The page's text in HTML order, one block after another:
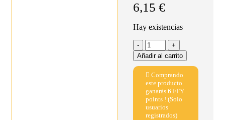
6,15€
Hay existencias
Añadir al carrito
Comprando
este producto
ganarás6 FFY
points ! (Solo
usuarios
registrados)